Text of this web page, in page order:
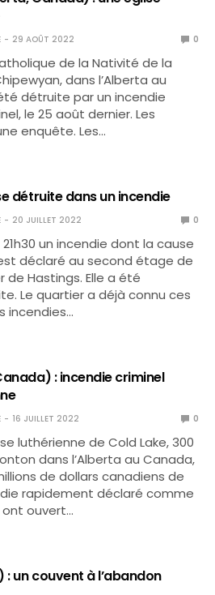
29 AOÛT 2022 0
de la Nativité de la
dans l’Alberta au
détruite par un incendie
le 25 août dernier. Les
enquête. Les…
détruite dans un incendie
20 JUILLET 2022 0
un incendie dont la cause
déclaré au second étage de
de Hastings. Elle a été
Le quartier a déjà connu ces
incendies…
: incendie criminel
16 JUILLET 2022 0
luthérienne de Cold Lake, 300
dans l’Alberta au Canada,
de dollars canadiens de
rapidement déclaré comme
ont ouvert…
un couvent à l’abandon